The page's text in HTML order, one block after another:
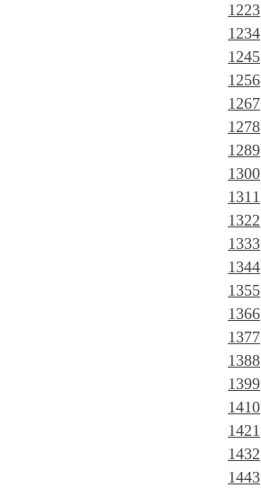
1223
1234
1245
1256
1267
1278
1289
1300
1311
1322
1333
1344
1355
1366
1377
1388
1399
1410
1421
1432
1443